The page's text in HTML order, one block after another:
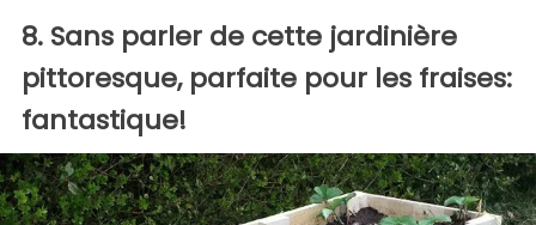
8. Sans parler de cette jardinière
pittoresque, parfaite pour les fraises:
fantastique!